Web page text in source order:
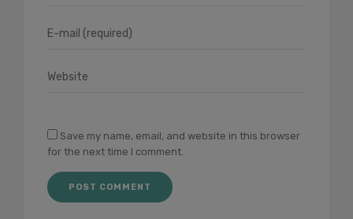
Save my name, email, and website in this browser
for the next time I comment.